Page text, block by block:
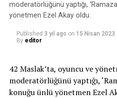
moderatörlüğünü yaptığı,
yönetmen Ezel Akay oldu.
Published 3 yıl ago on 15 Nisan 2023
By editor
42 Maslak’ta, oyuncu ve
moderatörlüğünü yaptığı,
konuğu ünlü yönetmen Ezel